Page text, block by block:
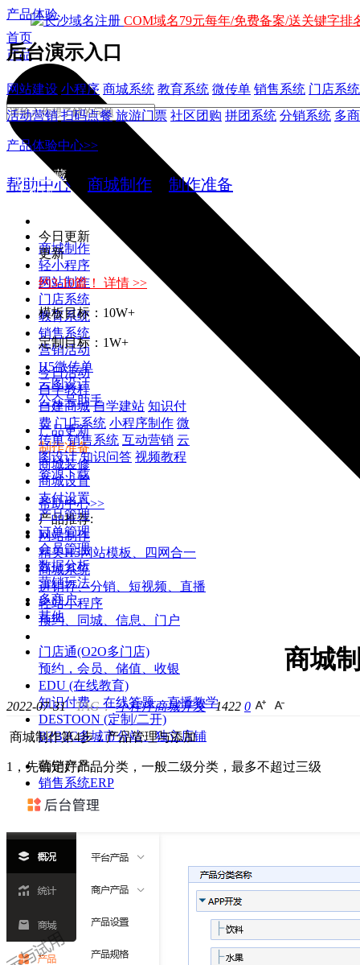
产品体验
后台演示入口
网站建设 小程序 商城系统 教育系统 微传单 销售系统 门店系统
活动营销 扫码点餐 旅游门票 社区团购 拼团系统 分销系统 多
产品体验中心>>
加入收藏
手机版
今日更新
更新
约3-10篇！ 详情 >>
模板目标：10W+
定制目标：1W+
今日活动
自学教程
自建商城 自学建站 知识付
费 门店系统 小程序制作 微
传单 销售系统 互动营销 云
图设计 知识问答 视频教程
资源下载
帮助中心>>
COM域名79元每年/免费备案/送关键字排
首页
产品
产品推荐:
网站制作
精美H5网站模板、四网合一
商城系统
进销存、分销、短视频、直播
轻站小程序
预约、同城、信息、门户
门店通(O2O多门店)
预约，会员、储值、收银
EDU (在线教育)
知识付费、在线答题、直播教学
DESTOON (定制/二开)
B2B2C多城市分站、独立店铺
营销产品:
销售系统ERP
企业微信CRM，私域流量运营
抽奖、投票、红包、游戏
云图设计
H5微传单
全景、画中画、微信对话
公众号助手
模板消息的推送系统
帮助中心 商城制作 制作准备
商城制作
轻小程序
网站制作
门店系统
教育系统
销售系统
营销活动
H5微传单
云图设计
公众号助手
产品更新
制作准备
商城装修
商城设置
支付设置
产品管理
订单管理
会员管理
数据分析
营销玩法
多商户
其他
商城
2022-07-31 TAG：小程序商城开发 1422 0
商城制作第4步：产品管理与添加
1，先确定好产品分类，一般二级分类，最多不超过三级